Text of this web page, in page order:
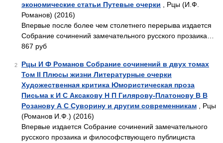
экономические статьи Путевые очерки , Рцы (И.Ф.
Романов) (2016)
Впервые после более чем столетнего перерыва издается
Собрание сочинений замечательного русского прозаика…
867 руб
2
Рцы И Ф Романов Собрание сочинений в двух томах
Том II Плюсы жизни Литературные очерки
Художественная критика Юмористическая проза
Письма к И С Аксакову Н П Гилярову-Платонову В В
Розанову А С Суворину и другим современникам , Рцы
(Романов И.Ф.) (2016)
Впервые издается Собрание сочинений замечательного
русского прозаика и философствующего публициста